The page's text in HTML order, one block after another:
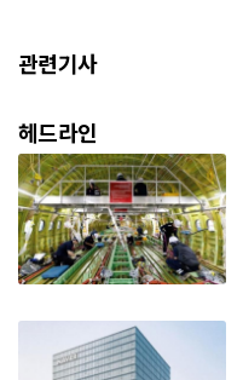
관련기사
헤드라인